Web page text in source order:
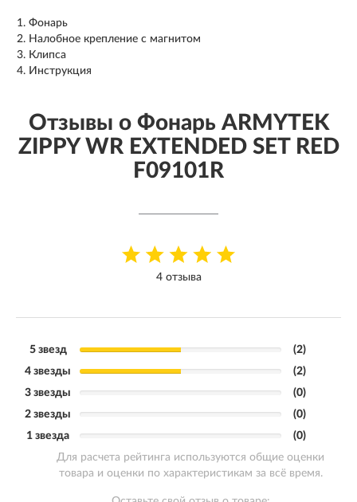
Фонарь
Налобное крепление с магнитом
Клипса
Инструкция
Отзывы о Фонарь ARMYTEK
ZIPPY WR EXTENDED SET RED
F09101R
4 отзыва
5 звезд
(2)
4 звезды
(2)
3 звезды
(0)
2 звезды
(0)
1 звезда
(0)
Для расчета рейтинга используются общие оценки
товара и оценки по характеристикам за всё время.